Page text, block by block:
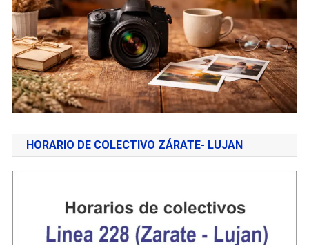
HORARIO DE COLECTIVO ZÁRATE- LUJAN